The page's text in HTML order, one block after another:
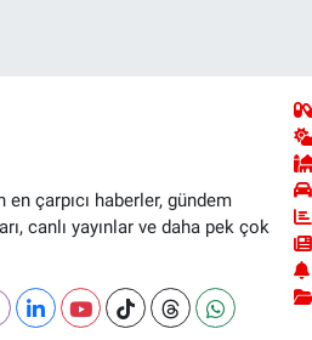
en çarpıcı haberler, gündem
canlı yayınlar ve daha pek çok